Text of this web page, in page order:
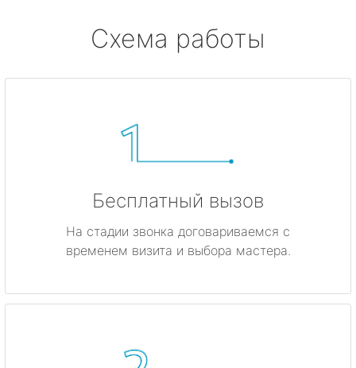
Схема работы
Бесплатный вызов
На стадии звонка договариваемся с
временем визита и выбора мастера.